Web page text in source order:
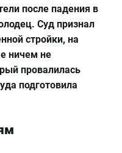
после падения в
Суд признал
стройки, на
ничем не
провалилась
подготовила